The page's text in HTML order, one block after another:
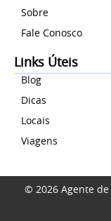
Sobre
Fale Conosco
Links Úteis
Blog
Dicas
Locais
Viagens
© 2026 Agente de